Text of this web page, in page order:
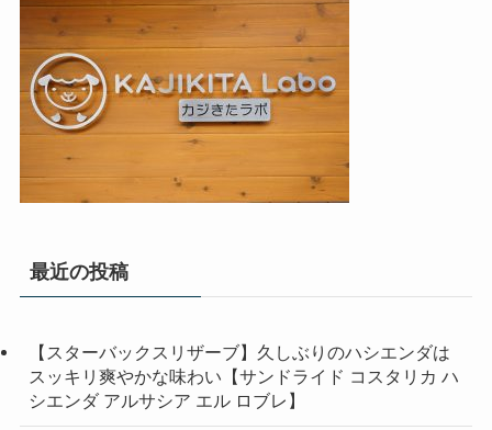
最近の投稿
【スターバックスリザーブ】久しぶりのハシエンダは
スッキリ爽やかな味わい【サンドライド コスタリカ ハ
シエンダ アルサシア エル ロブレ】